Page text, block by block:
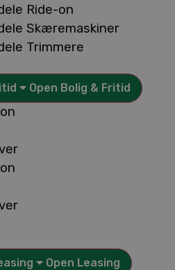
Ride-on
Skæremaskiner
Trimmere
Open Bolig & Fritid
Open Leasing